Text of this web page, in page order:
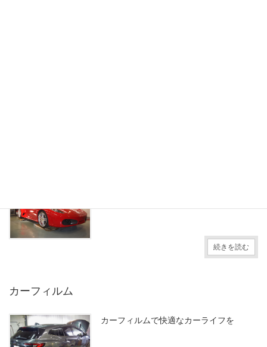
続きを読む
カーフィルム
カーフィルムで快適なカーライフを